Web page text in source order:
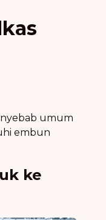
umum
embun
ke